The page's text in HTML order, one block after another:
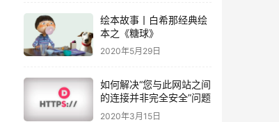
绘本故事丨白希那经典绘
本之《糖球》
2020年5月29日
如何解决“您与此网站之间
的连接并非完全安全”问题
2020年3月15日